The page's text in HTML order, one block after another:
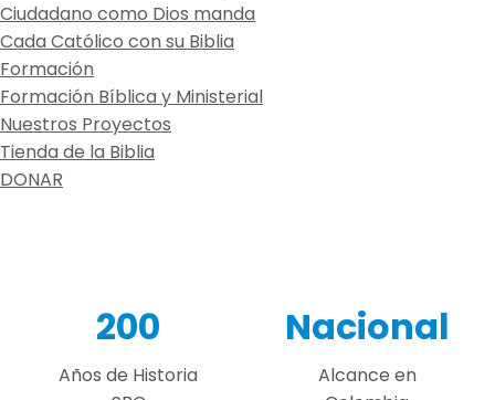
Ciudadano como Dios manda
Cada Católico con su Biblia
Formación
Formación Bíblica y Ministerial
Nuestros Proyectos
Tienda de la Biblia
DONAR
200
Años de Historia
Nacional
Alcance en